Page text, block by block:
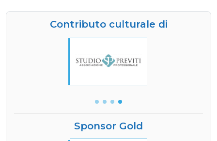
Contributo culturale di
Sponsor Gold